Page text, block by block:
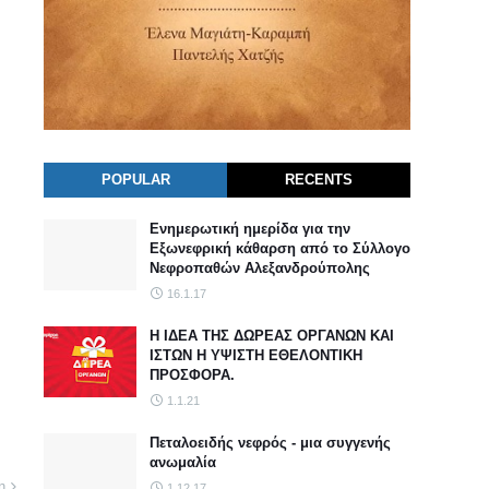
POPULAR RECENTS
Ενημερωτική ημερίδα για την
Εξωνεφρική κάθαρση από το Σύλλογο
Νεφροπαθών Αλεξανδρούπολης
16.1.17
Η ΙΔΕΑ ΤΗΣ ΔΩΡΕΑΣ ΟΡΓΑΝΩΝ ΚΑΙ
ΙΣΤΩΝ Η ΥΨΙΣΤΗ ΕΘΕΛΟΝΤΙΚΗ
ΠΡΟΣΦΟΡΑ.
1.1.21
Πεταλοειδής νεφρός - μια συγγενής
ανωμαλία